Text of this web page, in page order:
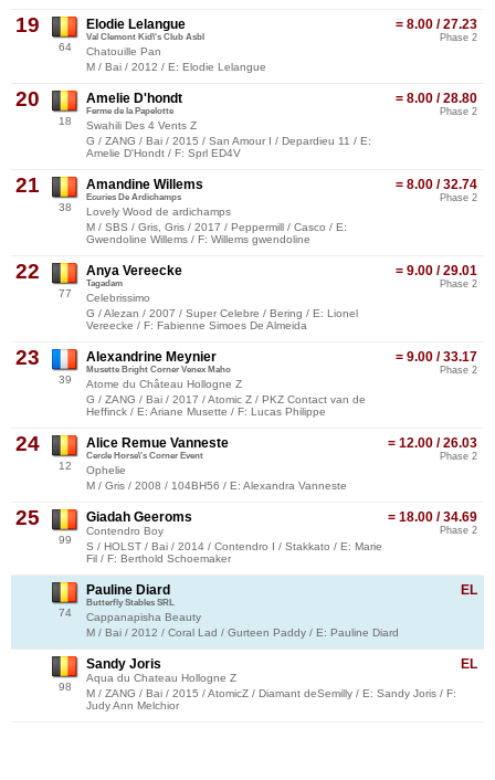
19
64
= 8.00 / 27.23
Phase 2
Elodie Lelangue
Val Clemont Kid\'s Club Asbl
Chatouille Pan
M / Bai / 2012 / E: Elodie Lelangue
20
18
= 8.00 / 28.80
Phase 2
Amelie D'hondt
Ferme de la Papelotte
Swahili Des 4 Vents Z
G / ZANG / Bai / 2015 / San Amour I / Depardieu 11 / E:
Amelie D'Hondt / F: Sprl ED4V
21
38
= 8.00 / 32.74
Phase 2
Amandine Willems
Ecuries De Ardichamps
Lovely Wood de ardichamps
M / SBS / Gris, Gris / 2017 / Peppermill / Casco / E:
Gwendoline Willems / F: Willems gwendoline
22
77
= 9.00 / 29.01
Phase 2
Anya Vereecke
Tagadam
Celebrissimo
G / Alezan / 2007 / Super Celebre / Bering / E: Lionel
Vereecke / F: Fabienne Simoes De Almeida
23
39
= 9.00 / 33.17
Phase 2
Alexandrine Meynier
Musette Bright Corner Venex Maho
Atome du Château Hollogne Z
G / ZANG / Bai / 2017 / Atomic Z / PKZ Contact van de
Heffinck / E: Ariane Musette / F: Lucas Philippe
24
12
= 12.00 / 26.03
Phase 2
Alice Remue Vanneste
Cercle Horse\'s Corner Event
Ophelie
M / Gris / 2008 / 104BH56 / E: Alexandra Vanneste
25
99
= 18.00 / 34.69
Phase 2
Giadah Geeroms
Contendro Boy
S / HOLST / Bai / 2014 / Contendro I / Stakkato / E: Marie
Fil / F: Berthold Schoemaker
74
EL
Pauline Diard
Butterfly Stables SRL
Cappanapisha Beauty
M / Bai / 2012 / Coral Lad / Gurteen Paddy / E: Pauline Diard
98
EL
Sandy Joris
Aqua du Chateau Hollogne Z
M / ZANG / Bai / 2015 / AtomicZ / Diamant deSemilly / E: Sandy Joris / F:
Judy Ann Melchior